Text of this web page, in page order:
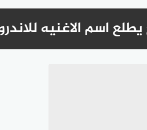
يطلع اسم الاغنيه